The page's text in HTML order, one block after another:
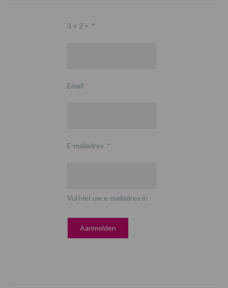
3 + 2 = *
Email
E-mailadres *
Vul hier uw e-mailadres in